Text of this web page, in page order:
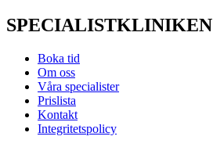
SPECIALISTKLINIKEN
Boka tid
Om oss
Våra specialister
Prislista
Kontakt
Integritetspolicy